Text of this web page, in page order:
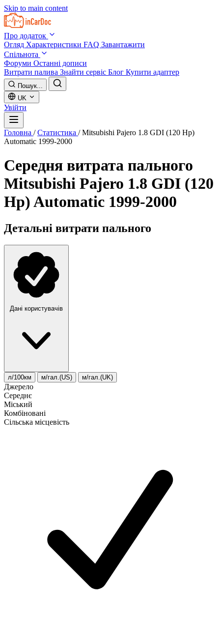
Skip to main content
Про додаток
Огляд Характеристики FAQ Завантажити
Спільнота
Форуми Останні дописи
Витрати палива Знайти сервіс Блог Купити адаптер
Пошук...
UK
Увійти
Головна / Статистика / Mitsubishi Pajero 1.8 GDI (120 Hp)
Automatic 1999-2000
Середня витрата пального
Mitsubishi Pajero 1.8 GDI (120
Hp) Automatic 1999-2000
Детальні витрати пального
Дані користувачів
л/100км м/гал.(US) м/гал.(UK)
Джерело
Середнє
Міський
Комбіновані
Сільська місцевість